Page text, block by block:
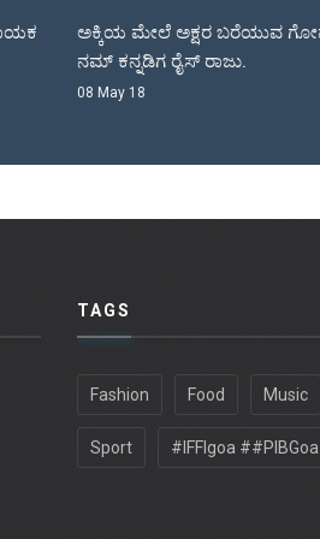
ಅಕ್ಕಿಯ ಮೇಲೆ ಅಕ್ಷರ ಬರೆಯುವ ಗೋವಾದಲ್ಲಿ
ನಮ್ ಕನ್ನಡಿಗ ರೈಸ್ ರಾಜು.
TAGS
Fashion Food Music
Sport #IFFIgoa ##PIBGoa